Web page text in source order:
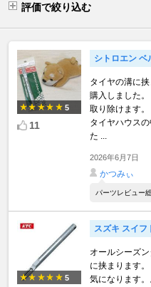
評価で絞り込む
5
11
シトロエン ベ
タイヤの溝に
購入しました
取り除けます。
タイヤハウス
た ...
2026年6月7日
かつみぃ
パーツレビュー
5
スズキ スイフ
オールシーズ
に挟まります
気になります